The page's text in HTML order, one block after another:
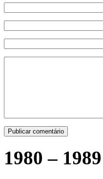
1980 – 1989